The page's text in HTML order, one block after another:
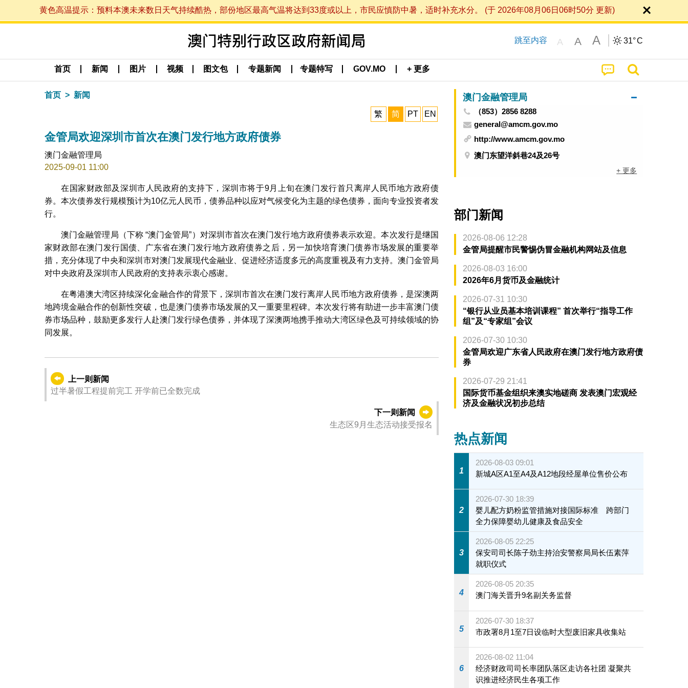
黄色高温提示：预料本澳未来数日天气持续酷热，部份地区最高气温将达到33度或以上，市民应慎防中暑，适时补充水分。 (于 2026年08月06日06时50分 更新)
跳至内容 A A A 31°C
首页 新闻 图片 视频 图文包 专题新闻 专题特写 GOV.MO + 更多
首页 新闻
繁 简 PT EN
金管局欢迎深圳市首次在澳门发行地方政府债券
澳门金融管理局
2025-09-01 11:00
在国家财政部及深圳市人民政府的支持下，深圳市将于9月上旬在澳门发行首只离岸人民币地方政府债
券。本次债券发行规模预计为10亿元人民币，债券品种以应对气候变化为主题的绿色债券，面向专业投资者发
行。
澳门金融管理局（下称 “澳门金管局”）对深圳市首次在澳门发行地方政府债券表示欢迎。本次发行是继国
家财政部在澳门发行国债、广东省在澳门发行地方政府债券之后，另一加快培育澳门债券市场发展的重要举
措，充分体现了中央和深圳市对澳门发展现代金融业、促进经济适度多元的高度重视及有力支持。澳门金管局
对中央政府及深圳市人民政府的支持表示衷心感谢。
在粤港澳大湾区持续深化金融合作的背景下，深圳市首次在澳门发行离岸人民币地方政府债券，是深澳两
地跨境金融合作的创新性突破，也是澳门债券市场发展的又一重要里程碑。本次发行将有助进一步丰富澳门债
券市场品种，鼓励更多发行人赴澳门发行绿色债券，并体现了深澳两地携手推动大湾区绿色及可持续领域的协
同发展。
上一则新闻
过半暑假工程提前完工 开学前已全数完成
下一则新闻
生态区9月生态活动接受报名
澳门金融管理局
（853）2856 8288
general@amcm.gov.mo
http://www.amcm.gov.mo
澳门东望洋斜巷24及26号
+ 更多
部门新闻
2026-08-06 12:28
金管局提醒市民警惕伪冒金融机构网站及信息
2026-08-03 16:00
2026年6月货币及金融统计
2026-07-31 10:30
“银行从业员基本培训课程” 首次举行“指导工作
组”及“专家组”会议
2026-07-30 10:30
金管局欢迎广东省人民政府在澳门发行地方政府债
券
2026-07-29 21:41
国际货币基金组织来澳实地磋商 发表澳门宏观经
济及金融状况初步总结
热点新闻
1
2026-08-03 09:01
新城A区A1至A4及A12地段经屋单位售价公布
2
2026-07-30 18:39
婴儿配方奶粉监管措施对接国际标准 跨部门
全力保障婴幼儿健康及食品安全
3
2026-08-05 22:25
保安司司长陈子劲主持治安警察局局长伍素萍
就职仪式
4
2026-08-05 20:35
澳门海关晋升9名副关务监督
5
2026-07-30 18:37
市政署8月1至7日设临时大型废旧家具收集站
6
2026-08-02 11:04
经济财政司司长率团队落区走访各社团 凝聚共
识推进经济民生各项工作